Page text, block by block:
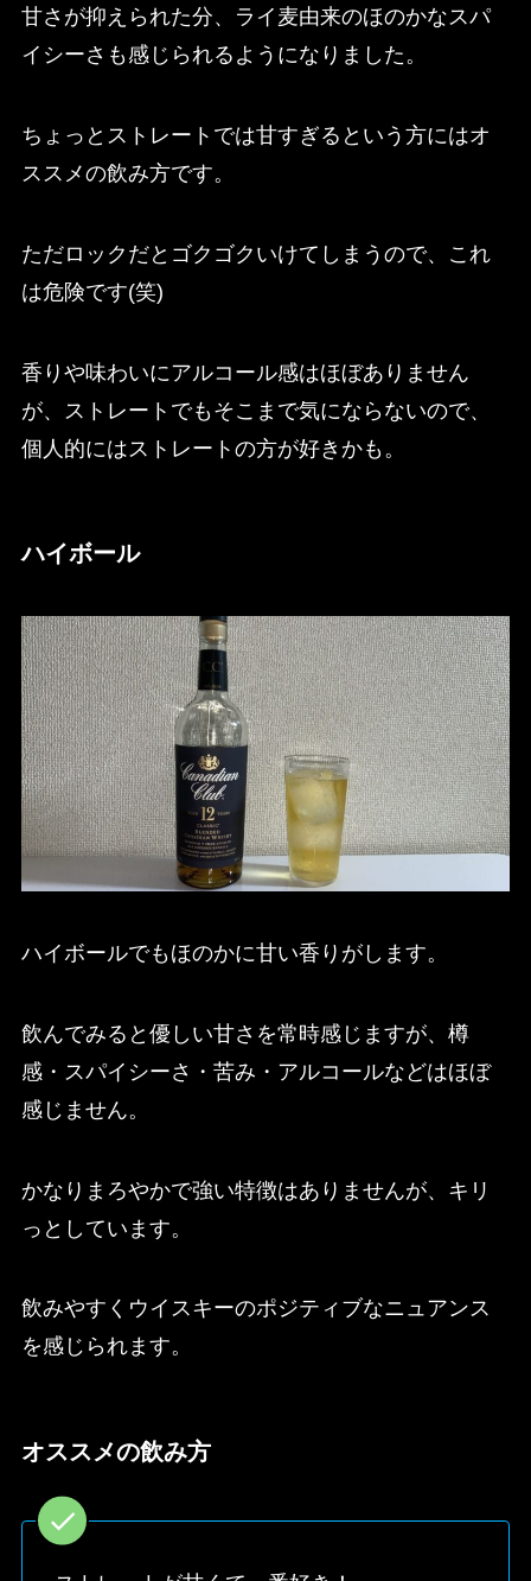
甘さが抑えられた分、ライ麦由来のほのかなスパ
イシーさも感じられるようになりました。
ちょっとストレートでは甘すぎるという方にはオ
ススメの飲み方です。
ただロックだとゴクゴクいけてしまうので、これ
は危険です(笑)
香りや味わいにアルコール感はほぼありません
が、ストレートでもそこまで気にならないので、
個人的にはストレートの方が好きかも。
ハイボール
ハイボールでもほのかに甘い香りがします。
飲んでみると優しい甘さを常時感じますが、樽
感・スパイシーさ・苦み・アルコールなどはほぼ
感じません。
かなりまろやかで強い特徴はありませんが、キリ
っとしています。
飲みやすくウイスキーのポジティブなニュアンス
を感じられます。
オススメの飲み方